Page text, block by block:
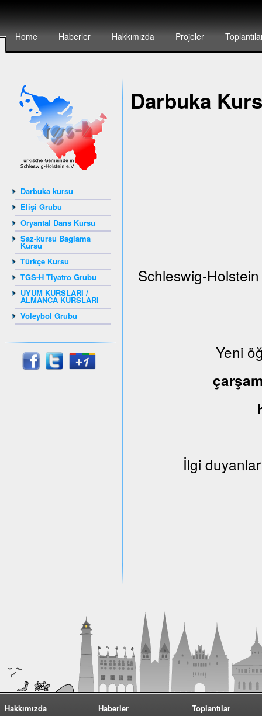
Home Haberler Hakkımızda Projeler
Darbuka kursu
Elişi Grubu
Oryantal Dans Kursu
Saz-kursu Baglama
Kursu
Türkçe Kursu
TGS-H Tiyatro Grubu
UYUM KURSLARI /
ALMANCA KURSLARI
Voleybol Grubu
Darbuka
Schleswig-
Yeni
İlgi
Hakkımızda
Haberler
Toplantılar